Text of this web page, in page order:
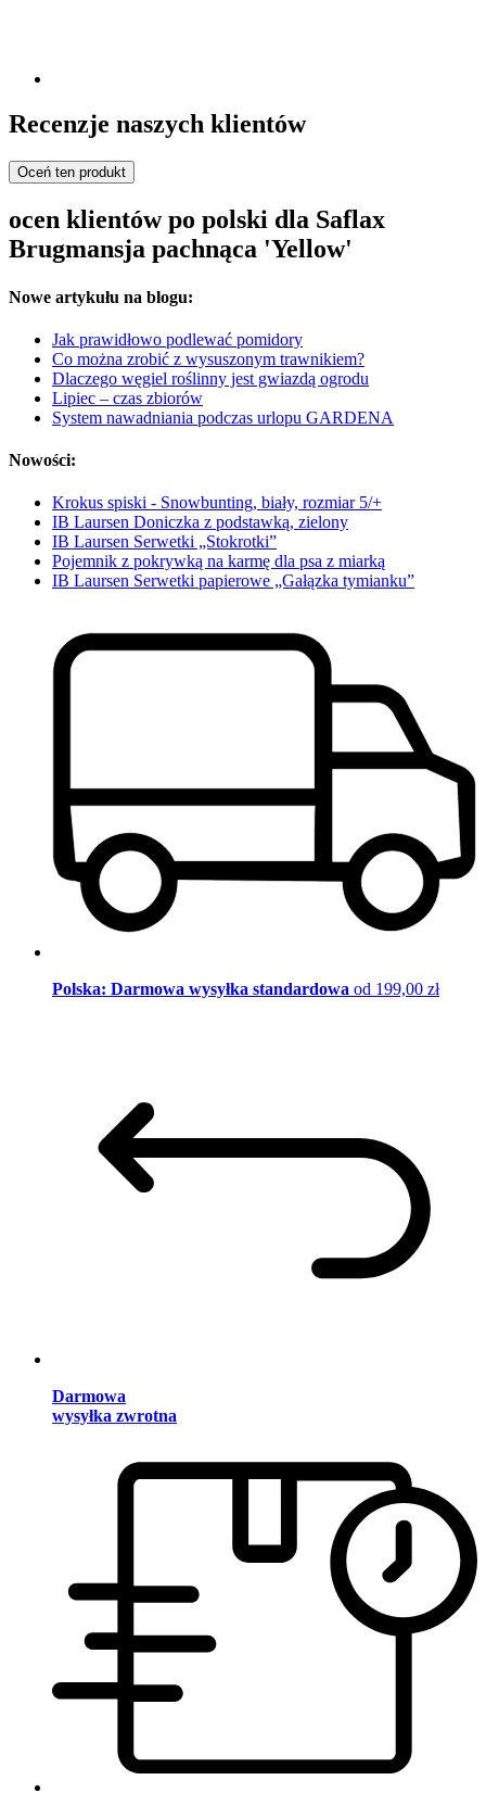
Recenzje naszych klientów
Oceń ten produkt
ocen klientów po polski dla Saflax
Brugmansja pachnąca 'Yellow'
Nowe artykułu na blogu:
Jak prawidłowo podlewać pomidory
Co można zrobić z wysuszonym trawnikiem?
Dlaczego węgiel roślinny jest gwiazdą ogrodu
Lipiec – czas zbiorów
System nawadniania podczas urlopu GARDENA
Nowości:
Krokus spiski - Snowbunting, biały, rozmiar 5/+
IB Laursen Doniczka z podstawką, zielony
IB Laursen Serwetki „Stokrotki”
Pojemnik z pokrywką na karmę dla psa z miarką
IB Laursen Serwetki papierowe „Gałązka tymianku”
Polska: Darmowa wysyłka standardowa od 199,00 zł
Darmowa
wysyłka zwrotna